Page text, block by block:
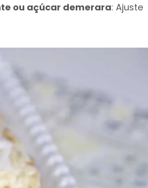
ou açúcar demerara: Ajuste